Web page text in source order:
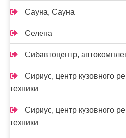
Сауна, Сауна
Селена
Сибавтоцентр,
Сириус, центр кузовного
техники
Сириус, центр кузовного
техники